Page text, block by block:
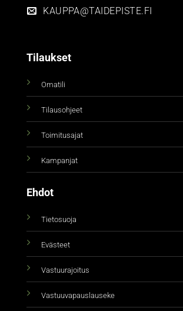
KAUPPA@TAIDEPISTE.FI
Tilaukset
Omatili
Tilausohjeet
Toimitusajat
Kampanjat
Ehdot
Tietosuoja
Evästeet
Vastuurajoitus
Vastuuvapauslauseke